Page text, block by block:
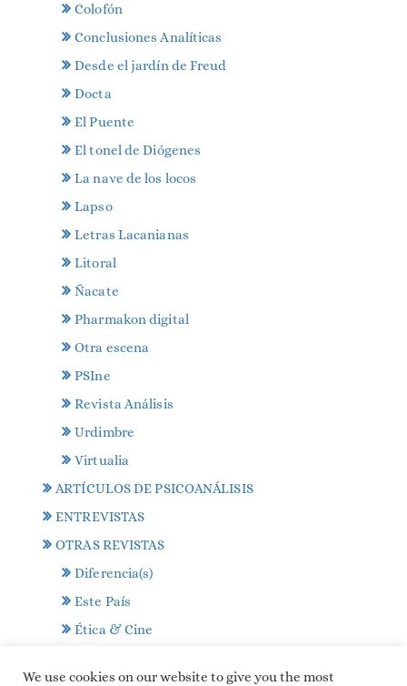
Colofón
Conclusiones Analíticas
Desde el jardín de Freud
Docta
El Puente
El tonel de Diógenes
La nave de los locos
Lapso
Letras Lacanianas
Litoral
Ñacate
Pharmakon digital
Otra escena
PSIne
Revista Análisis
Urdimbre
Virtualia
ARTÍCULOS DE PSICOANÁLISIS
ENTREVISTAS
OTRAS REVISTAS
Diferencia(s)
Este País
Ética & Cine
We use cookies on our website to give you the most